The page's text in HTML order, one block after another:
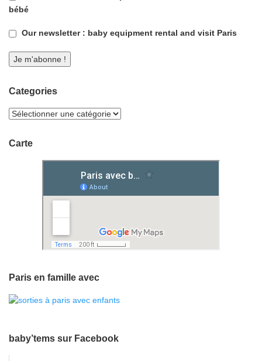
bébé
Our newsletter : baby equipment rental and visit Paris
Categories
Carte
Paris en famille avec
baby’tems sur Facebook